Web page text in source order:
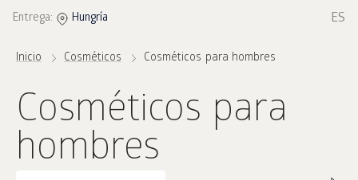
Entrega: Hungría ES
Inicio Cosméticos Cosméticos para hombres
Cosméticos para
hombres